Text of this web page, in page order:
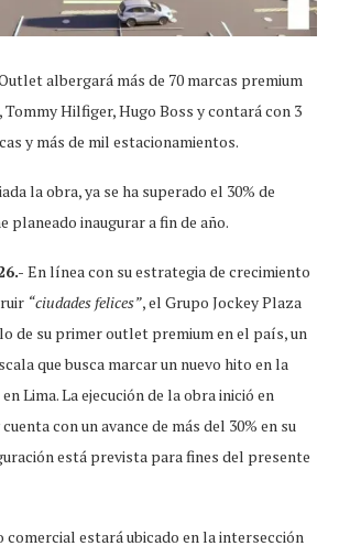
albergará más de 70 marcas premium
Tommy Hilfiger, Hugo Boss y contará con 3
y más de mil estacionamientos.
la obra, ya se ha superado el 30% de
planeado inaugurar a fin de año.
En línea con su estrategia de crecimiento
“ciudades felices”, el Grupo Jockey Plaza
de su primer outlet premium en el país, un
que busca marcar un nuevo hito en la
Lima. La ejecución de la obra inició en
con un avance de más del 30% en su
está prevista para fines del presente
estará ubicado en la intersección